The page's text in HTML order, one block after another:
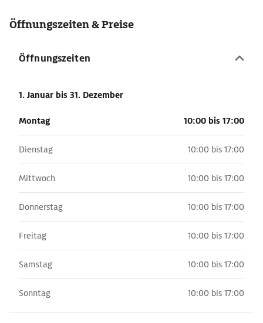
Öffnungszeiten & Preise
Öffnungszeiten
1. Januar bis 31. Dezember
Montag 10:00 bis 17:00
Dienstag 10:00 bis 17:00
Mittwoch 10:00 bis 17:00
Donnerstag 10:00 bis 17:00
Freitag 10:00 bis 17:00
Samstag 10:00 bis 17:00
Sonntag 10:00 bis 17:00